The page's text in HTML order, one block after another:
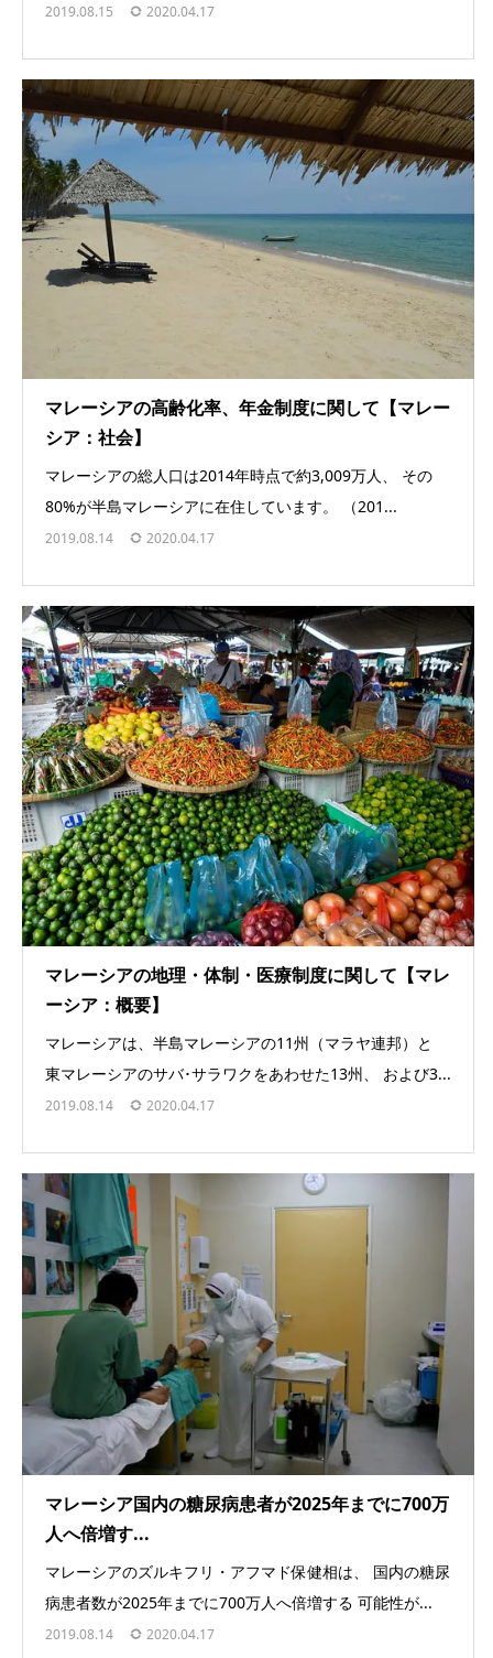
2019.08.15 2020.04.17
マレーシアの高齢化率、年金制度に関して【マレー
シア：社会】
マレーシアの総人口は2014年時点で約3,009万人、 その
80%が半島マレーシアに在住しています。 （201...
2019.08.14 2020.04.17
マレーシアの地理・体制・医療制度に関して【マレ
ーシア：概要】
マレーシアは、半島マレーシアの11州（マラヤ連邦）と
東マレーシアのサバ･サラワクをあわせた13州、 および3...
2019.08.14 2020.04.17
マレーシア国内の糖尿病患者が2025年までに700万
人へ倍増す...
マレーシアのズルキフリ・アフマド保健相は、 国内の糖尿
病患者数が2025年までに700万人へ倍増する 可能性が...
2019.08.14 2020.04.17